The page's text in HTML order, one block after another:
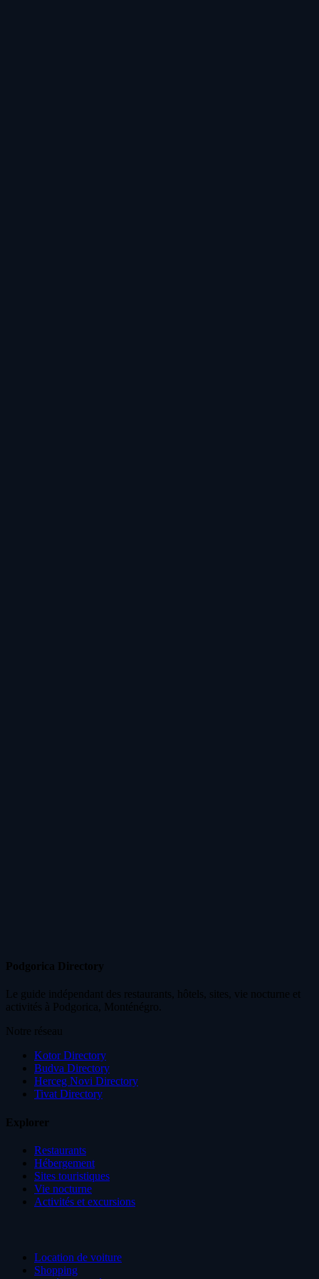
Podgorica Directory
Le guide indépendant des restaurants, hôtels, sites, vie nocturne et
activités à Podgorica, Monténégro.
Notre réseau
Kotor Directory
Budva Directory
Herceg Novi Directory
Tivat Directory
Explorer
Restaurants
Hébergement
Sites touristiques
Vie nocturne
Activités et excursions
Location de voiture
Shopping